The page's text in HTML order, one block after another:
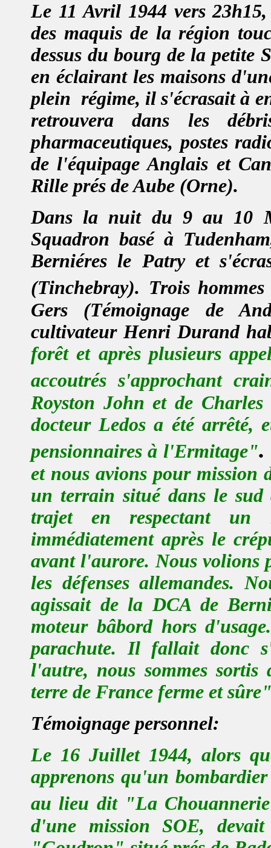
Le 11 Avril 1944 vers 23h
des maquis de la région
dessus du bourg de la petite
en éclairant les maisons
plein régime, il s'écrasait à
retrouvera dans les
pharmaceutiques, postes
de l'équipage Anglais et
Rille prés de Aube (Orne).
Dans la nuit du 9 au 10
Squadron basé à
Berniéres le Patry et
(Tinchebray). Trois
Gers (Témoignage de
cultivateur Henri Durand
forêt et après plusieurs
accoutrés s'approchant
Royston John et de
docteur Ledos a été arrêté,
pensionnaires à l'Ermitage"
et nous avions pour mission
un terrain situé dans le sud
trajet en respectant un
immédiatement après le
avant l'aurore. Nous volions
les défenses allemandes.
agissait de la DCA de
moteur bâbord hors
parachute. Il fallait donc
l'autre, nous sommes
terre de France ferme et
Témoignage personnel:
Le16 Juillet 1944, alors
apprenons qu'un
au lieu dit "La
d'une mission SOE,